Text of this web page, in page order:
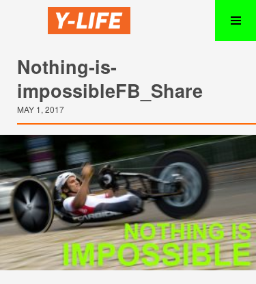
Nothing-is-
impossibleFB_Share
MAY 1, 2017